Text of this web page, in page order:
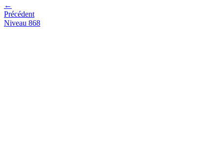
←
Précédent
Niveau 868